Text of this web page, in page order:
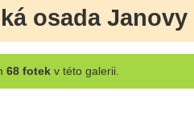
osada
68 fotekv této galerii.